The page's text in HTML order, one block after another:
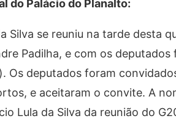
do Palácio do Planalto:
Silva se reuniu na tarde desta
Padilha, e com os
Os deputados foram
e aceitaram o convite. A
Lula da Silva da reunião do